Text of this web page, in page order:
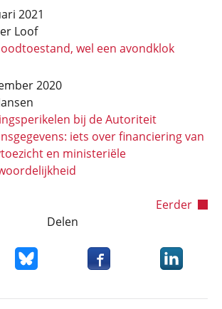
2021
Loof
wel een avondklok
2020
bij de Autoriteit
iets over financiering van
en ministeriële
Volgende
Eerder
Delen
op X
Deel dit item op Bluesky
Deel dit item opDeel dit